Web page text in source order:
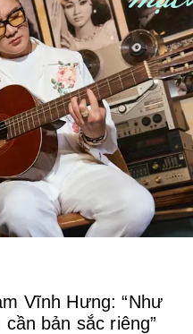
Vĩnh Hưng: “Như
bản sắc riêng”